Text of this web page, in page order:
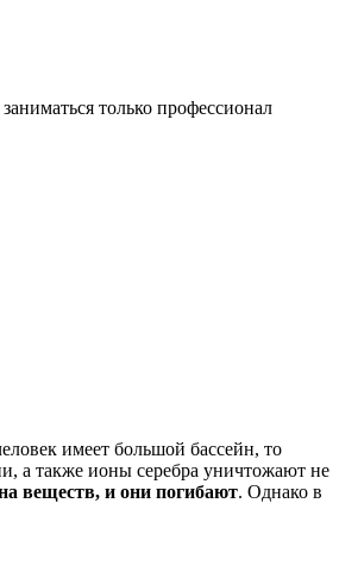
только профессионал
имеет большой бассейн, то
а также ионы серебра уничтожают не
веществ, и они погибают. Однако в